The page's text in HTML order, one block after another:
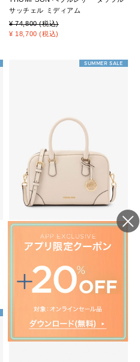
サッチェル ミディアム
¥ 74,800 (税込)
¥ 18,700 (税込)
SUMMER SALE
MICHAEL KORS OUTLET
THOMPSON ぺブルレザー ダッフル
¥ 74,800 (税込)
¥ 18,700 (税込)
SUMMER SALE